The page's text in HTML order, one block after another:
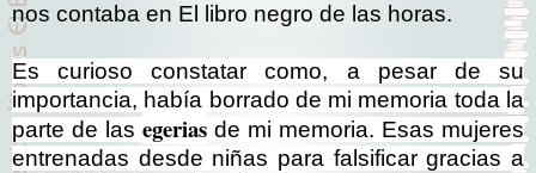
nos contaba en El libro negro de las horas.
Es curioso constatar como, a pesar de su
importancia, había borrado de mi memoria toda la
parte de las egerias de mi memoria. Esas mujeres
entrenadas desde niñas para falsificar gracias a